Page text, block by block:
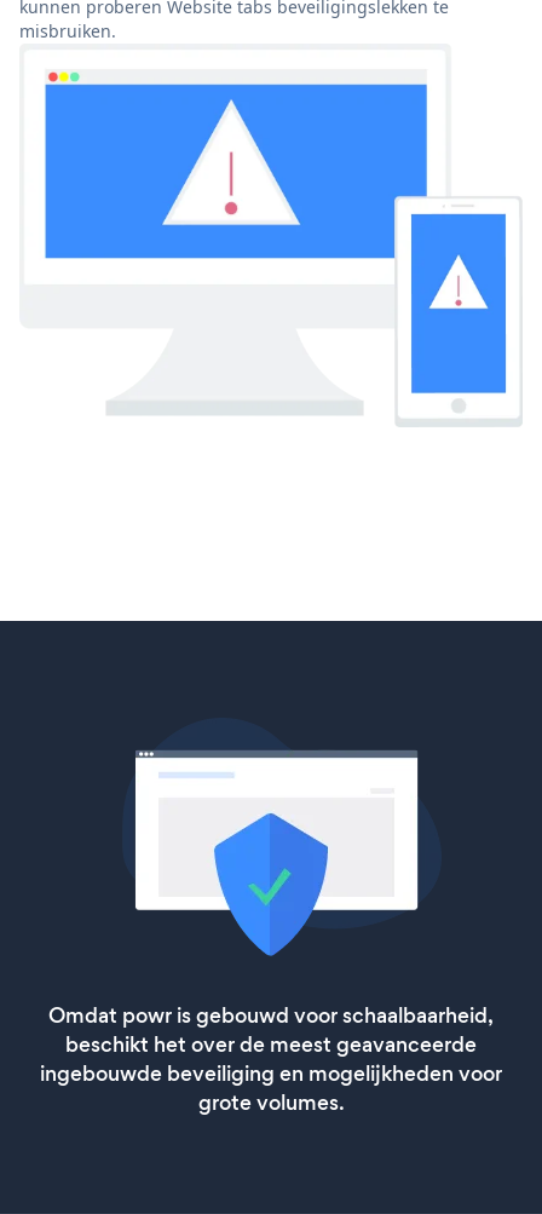
kunnen proberen Website tabs beveiligingslekken te
misbruiken.
Omdat powr is gebouwd voor schaalbaarheid,
beschikt het over de meest geavanceerde
ingebouwde beveiliging en mogelijkheden voor
grote volumes.